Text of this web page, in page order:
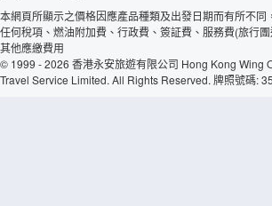
本網頁所顯示之價格因應產品種類及出發日期而有所不同
任何稅項、燃油附加費、行政費、簽証費、服務費(旅行
其他應繳費用
© 1999 - 2026 香港永安旅遊有限公司 Hong Kong Wing
Travel Service Limited. All Rights Reserved. 牌照號碼: